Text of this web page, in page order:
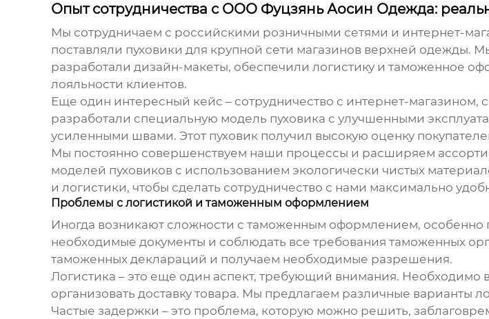
Опыт сотрудничества с ООО Фуцзянь Аосин Одежда:
Мы сотрудничаем с российскими розничными сетями и интернет-
поставляли пуховики для крупной сети магазинов верхней одежды.
разработали дизайн-макеты, обеспечили логистику и таможенное
лояльности клиентов.
Еще один интересный кейс – сотрудничество с интернет-
разработали специальную модель пуховика с улучшенными
усиленными швами. Этот пуховикполучил высокую оценку
Мы постоянно совершенствуем наши процессы и расширяем
моделей пуховиковс использованием экологически чистых
и логистики, чтобы сделать сотрудничество с нами максимально
Проблемы с логистикой и таможенным оформлением
Иногда возникают сложности с таможенным оформлением, особенно
необходимые документы и соблюдать все требования таможенных
таможенных деклараций и получаем необходимые разрешения.
Логистика – это еще один аспект, требующий внимания.
организовать доставку товара. Мы предлагаем различные варианты
Частые задержки – это проблема, которую можно решить,